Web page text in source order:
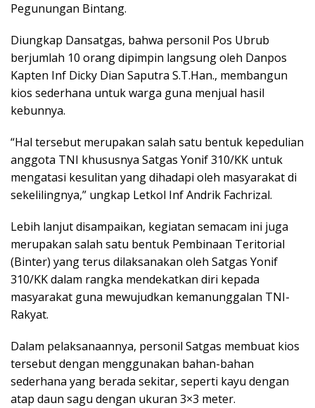
Pegunungan Bintang.
Diungkap Dansatgas, bahwa personil Pos Ubrub
berjumlah 10 orang dipimpin langsung oleh Danpos
Kapten Inf Dicky Dian Saputra S.T.Han., membangun
kios sederhana untuk warga guna menjual hasil
kebunnya.
“Hal tersebut merupakan salah satu bentuk kepedulian
anggota TNI khususnya Satgas Yonif 310/KK untuk
mengatasi kesulitan yang dihadapi oleh masyarakat di
sekelilingnya,” ungkap Letkol Inf Andrik Fachrizal.
Lebih lanjut disampaikan, kegiatan semacam ini juga
merupakan salah satu bentuk Pembinaan Teritorial
(Binter) yang terus dilaksanakan oleh Satgas Yonif
310/KK dalam rangka mendekatkan diri kepada
masyarakat guna mewujudkan kemanunggalan TNI-
Rakyat.
Dalam pelaksanaannya, personil Satgas membuat kios
tersebut dengan menggunakan bahan-bahan
sederhana yang berada sekitar, seperti kayu dengan
atap daun sagu dengan ukuran 3×3 meter.